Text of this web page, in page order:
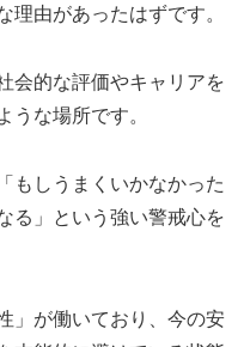
理由があったはずです。
会的な評価やキャリアを
うな場所です。
もしうまくいかなかった
る」という強い警戒心を
」が働いており、今の安